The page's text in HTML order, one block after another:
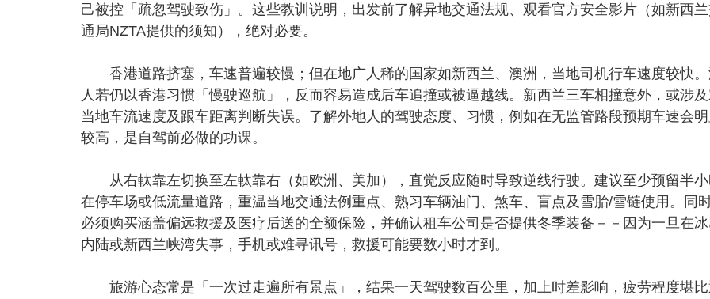
己被控「疏忽驾驶致伤」。这些教训说明，出发前了解异地交通法规、观看官方安全影片（如新西
通局NZTA提供的须知），绝对必要。
香港道路挤塞，车速普遍较慢；但在地广人稀的国家如新西兰、澳洲，当地司机行车速度较快。
人若仍以香港习惯「慢驶巡航」，反而容易造成后车追撞或被逼越线。新西兰三车相撞意外，或涉
当地车流速度及跟车距离判断失误。了解外地人的驾驶态度、习惯，例如在无监管路段预期车速会明
较高，是自驾前必做的功课。
从右軚靠左切换至左軚靠右（如欧洲、美加），直觉反应随时导致逆线行驶。建议至少预留半
在停车场或低流量道路，重温当地交通法例重点、熟习车辆油门、煞车、盲点及雪胎/雪链使用。同时
必须购买涵盖偏远救援及医疗后送的全额保险，并确认租车公司是否提供冬季装备－－因为一旦在冰
内陆或新西兰峡湾失事，手机或难寻讯号，救援可能要数小时才到。
旅游心态常是「一次过走遍所有景点」，结果一天驾驶数百公里，加上时差影响，疲劳程度堪比